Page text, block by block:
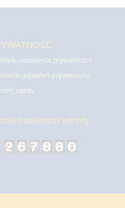
ustawienia prywatności
ustawień prywatności
zgody
odwiedzin witryny